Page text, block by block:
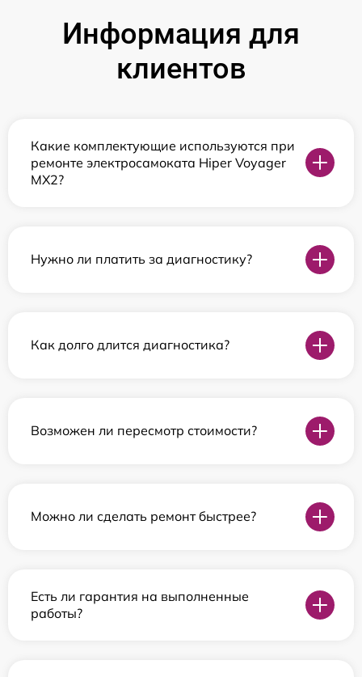
Информация для
клиентов
Какие комплектующие используются при
ремонте электросамоката Hiper Voyager
MX2?
Нужно ли платить за диагностику?
Как долго длится диагностика?
Возможен ли пересмотр стоимости?
Можно ли сделать ремонт быстрее?
Есть ли гарантия на выполненные
работы?